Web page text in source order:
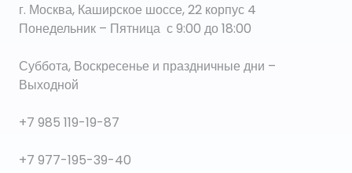
г. Москва, Каширское шоссе, 22 корпус 4
Понедельник – Пятница с 9:00 до 18:00
Суббота, Воскресенье и праздничные дни –
Выходной
+7 985 119-19-87
+7 977-195-39-40